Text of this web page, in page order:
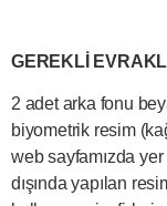
GEREKLİ
2 adet arka fonu
biyometrik resim
web sayfamızda
dışında yapılan